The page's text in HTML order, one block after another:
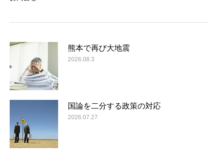
熊本で再び大地震
2026.08.3
国論を二分する政策の対応
2026.07.27